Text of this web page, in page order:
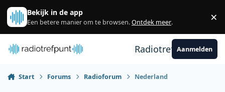
Spring naar bijdragen
Bekijk in de app
Een betere manier om te browsen.Ontdek meer. ×
RadiotrefpuntAanmelden
Start Forums Radioforum Nederland